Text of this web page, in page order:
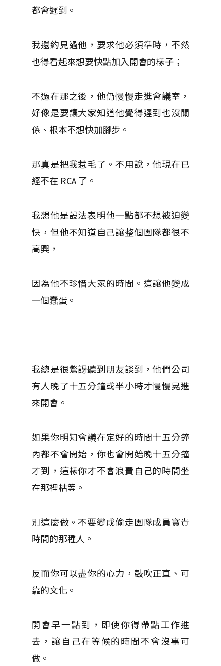
都會遲到。
我還約見過他，要求他必須準時，不然
也得看起來想要快點加入開會的樣子；
不過在那之後，他仍慢慢走進會議室，
好像是要讓大家知道他覺得遲到也沒關
係、根本不想快加腳步。
那真是把我惹毛了。不用說，他現在已
經不在 RCA 了。
我想他是設法表明他一點都不想被迫變
快，但他不知道自己讓整個團隊都很不
高興，
因為他不珍惜大家的時間。這讓他變成
一個蠢蛋。
我總是很驚訝聽到朋友談到，他們公司
有人晚了十五分鐘或半小時才慢慢晃進
來開會。
如果你明知會議在定好的時間十五分鐘
內都不會開始，你也會開始晚十五分鐘
才到，這樣你才不會浪費自己的時間坐
在那裡枯等。
別這麼做。不要變成偷走團隊成員寶貴
時間的那種人。
反而你可以盡你的心力，鼓吹正直、可
靠的文化。
開會早一點到，即使你得帶點工作進
去，讓自己在等候的時間不會沒事可
做。